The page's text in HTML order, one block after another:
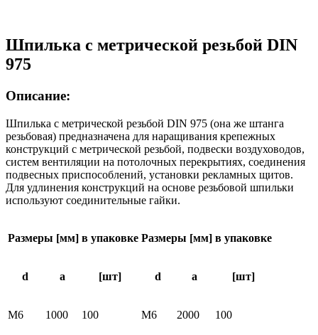
Шпилька с метрической резьбой DIN
975
Описание:
Шпилька с метрической резьбой DIN 975 (она же штанга
резьбовая) предназначена для наращивания крепежных
конструкций с метрической резьбой, подвески воздуховодов,
систем вентиляции на потолочных перекрытиях, соединения
подвесных приспособлений, установки рекламных щитов.
Для удлинения конструкций на основе резьбовой шпильки
используют соединительные гайки.
Pазмеры [мм] в упаковке Размеры [мм] в упаковке
d а [шт] d а [шт]
М6 1000 100 М6 2000 100